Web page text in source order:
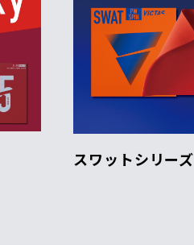
スワットシリーズ